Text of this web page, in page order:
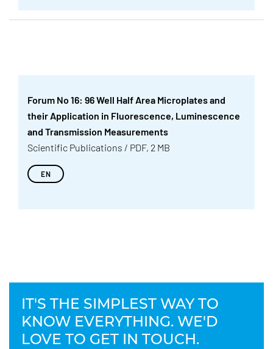
Forum No 16: 96 Well Half Area Microplates and
their Application in Fluorescence, Luminescence
and Transmission Measurements
Scientific Publications / PDF, 2 MB
EN
IT'S THE SIMPLEST WAY TO
KNOW EVERYTHING. WE'D
LOVE TO GET IN TOUCH.